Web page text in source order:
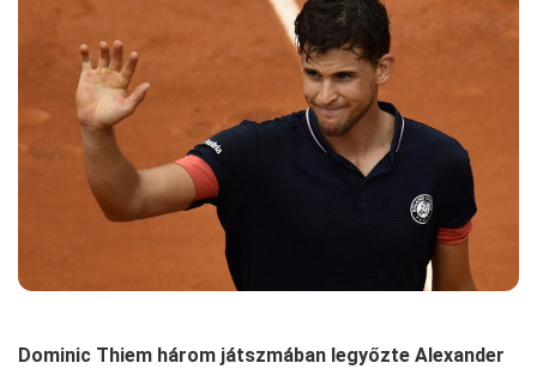
Dominic Thiem három játszmában legyőzte Alexander